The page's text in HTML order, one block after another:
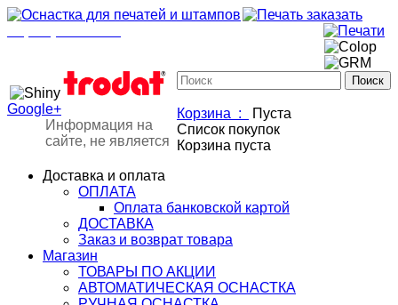
Корзина :
Пуста
Список покупок
Корзина пуста
Доставка и оплата
ОПЛАТА
Оплата банковской картой
ДОСТАВКА
Заказ и возврат товара
Магазин
ТОВАРЫ ПО АКЦИИ
АВТОМАТИЧЕСКАЯ ОСНАСТКА
Google+
Информация на
сайте, не является